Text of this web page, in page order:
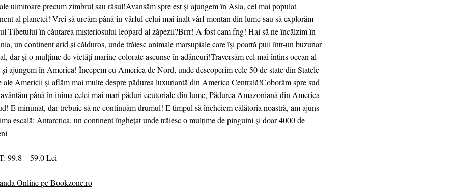
uimitoare precum zimbrul sau râsul!Avansăm spre est și ajungem în Asia, cel mai populat
al planetei! Vrei să urcăm până în vârful celui mai înalt vârf montan din lume sau să explorăm
Tibetului în căutarea misteriosului leopard al zăpezii?Brrr! A fost cam frig! Hai să ne încălzim în
un continent arid și călduros, unde trăiesc animale marsupiale care își poartă puii într-un buzunar
dar și o mulțime de vietăți marine colorate ascunse în adâncuri!Traversăm cel mai întins ocean al
ajungem în America! Începem cu America de Nord, unde descoperim cele 50 de state din Statele
ale Americii și aflăm mai multe despre pădurea luxuriantă din America Centrală!Coborâm spre sud
până în inima celei mai mari păduri ecutoriale din lume, Pădurea Amazoniană din America
E minunat, dar trebuie să ne continuăm drumul! E timpul să încheiem călătoria noastră, am ajuns
escală: Antarctica, un continent înghețat unde trăiesc o mulțime de pinguini și doar 4000 de
99.8– 59.0 Lei
Online pe Bookzone.ro